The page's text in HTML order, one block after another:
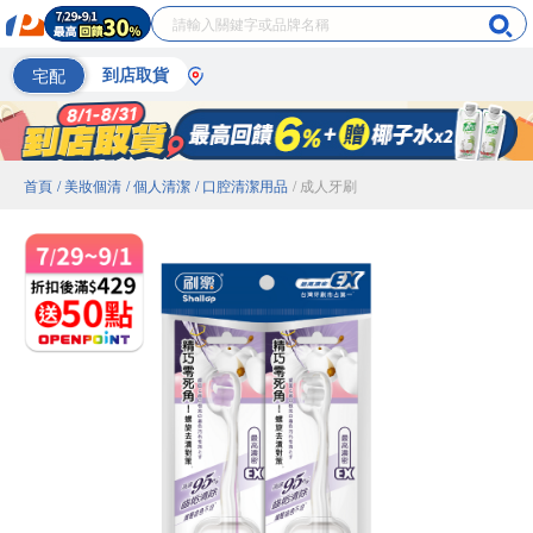
宅配 到店取貨
首頁 / 美妝個清 / 個人清潔 / 口腔清潔用品 / 成人牙刷